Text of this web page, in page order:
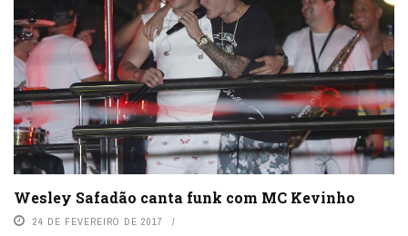
Wesley Safadão canta funk com MC Kevinho
24 DE FEVEREIRO DE 2017